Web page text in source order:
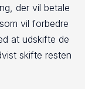
der vil betale
vil forbedre
at udskifte de
skifte resten